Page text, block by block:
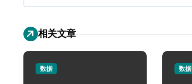
相关文章
数据 数据